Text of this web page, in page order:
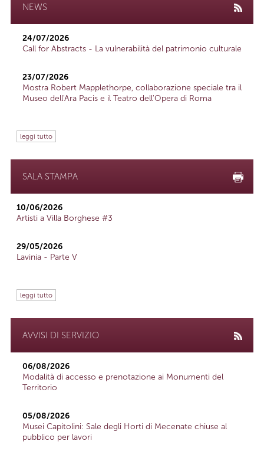
NEWS
24/07/2026
Call for Abstracts - La vulnerabilità del patrimonio culturale
23/07/2026
Mostra Robert Mapplethorpe, collaborazione speciale tra il
Museo dell'Ara Pacis e il Teatro dell'Opera di Roma
leggi tutto
SALA STAMPA
10/06/2026
Artisti a Villa Borghese #3
29/05/2026
Lavinia - Parte V
leggi tutto
AVVISI DI SERVIZIO
06/08/2026
Modalità di accesso e prenotazione ai Monumenti del
Territorio
05/08/2026
Musei Capitolini: Sale degli Horti di Mecenate chiuse al
pubblico per lavori